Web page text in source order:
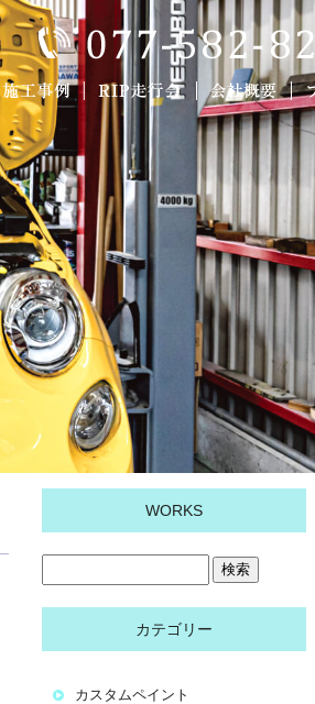
WORKS
カテゴリー
カスタムペイント